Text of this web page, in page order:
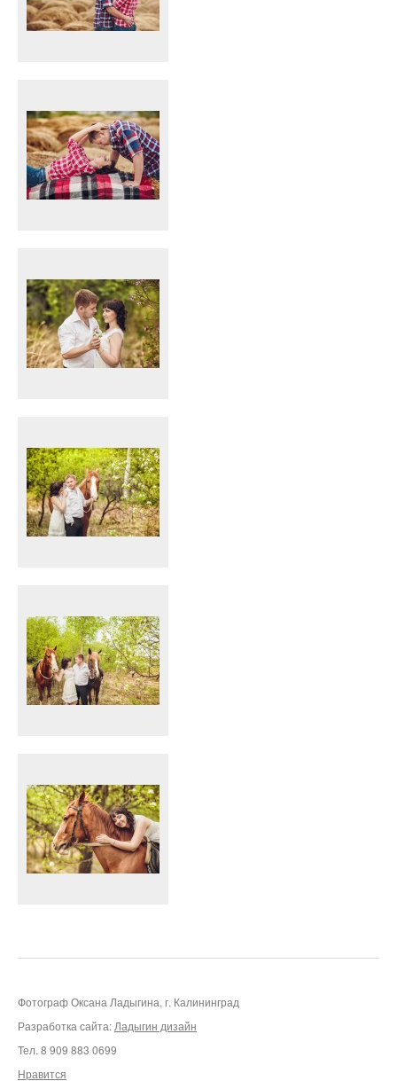
Фотограф Оксана Ладыгина, г. Калининград
Разработка сайта: Ладыгин дизайн
Тел. 8 909 883 0699
Нравится